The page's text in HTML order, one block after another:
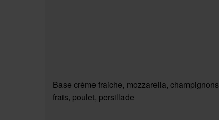
Base crème fraiche, mozzarella, champignons
frais, poulet, persillade